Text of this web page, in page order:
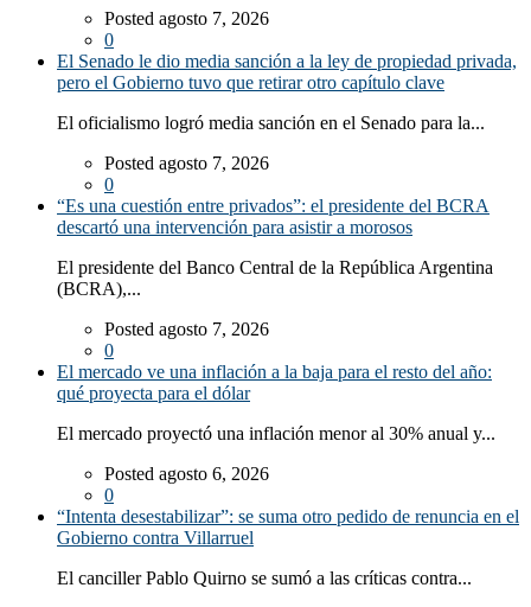
Posted agosto 7, 2026
0
El Senado le dio media sanción a la ley de propiedad privada,
pero el Gobierno tuvo que retirar otro capítulo clave
El oficialismo logró media sanción en el Senado para la...
Posted agosto 7, 2026
0
“Es una cuestión entre privados”: el presidente del BCRA
descartó una intervención para asistir a morosos
El presidente del Banco Central de la República Argentina
(BCRA),...
Posted agosto 7, 2026
0
El mercado ve una inflación a la baja para el resto del año:
qué proyecta para el dólar
El mercado proyectó una inflación menor al 30% anual y...
Posted agosto 6, 2026
0
“Intenta desestabilizar”: se suma otro pedido de renuncia en el
Gobierno contra Villarruel
El canciller Pablo Quirno se sumó a las críticas contra...